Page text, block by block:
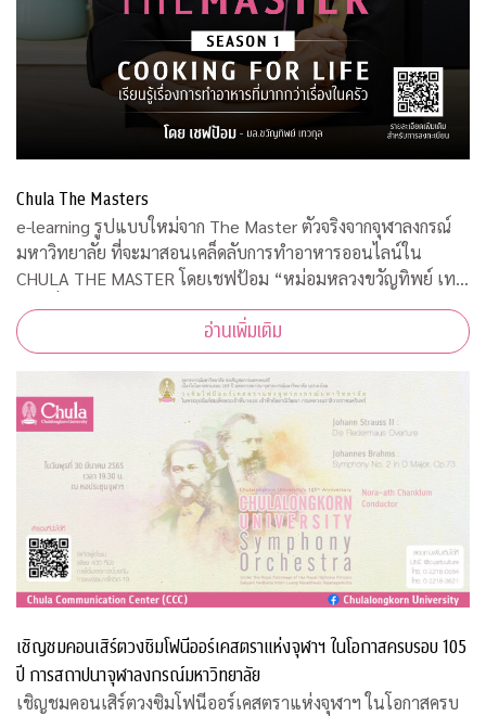
Chula The Masters
e-learning รูปแบบใหม่จาก The Master ตัวจริงจากจุฬาลงกรณ์
มหาวิทยาลัย ที่จะมาสอนเคล็ดลับการทำอาหารออนไลน์ใน
CHULA THE MASTER โดยเชฟป้อม “หม่อมหลวงขวัญทิพย์ เทว
กุล” ที่มาพร้อมความรู้ เทคนิค ความสนุก และเข้าใจง่าย เป็น
มากกว่าเรื่องของการทำอาหารอ่านเพิ่มเติม
เชิญชมคอนเสิร์ตวงซิมโฟนีออร์เคสตราแห่งจุฬาฯ ในโอกาสครบรอบ 105
ปี การสถาปนาจุฬาลงกรณ์มหาวิทยาลัย
เชิญชมคอนเสิร์ตวงซิมโฟนีออร์เคสตราแห่งจุฬาฯ ในโอกาสครบ